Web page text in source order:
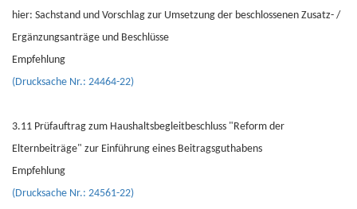
hier: Sachstand und Vorschlag zur Umsetzung der beschlossenen Zusatz- /
Ergänzungsanträge und Beschlüsse
Empfehlung
(Drucksache Nr.: 24464-22)
3.11 Prüfauftrag zum Haushaltsbegleitbeschluss "Reform der
Elternbeiträge" zur Einführung eines Beitragsguthabens
Empfehlung
(Drucksache Nr.: 24561-22)